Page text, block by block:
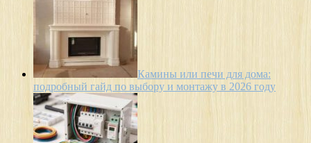
Камины или печи для дома:
подробный гайд по выбору и монтажу в 2026 году